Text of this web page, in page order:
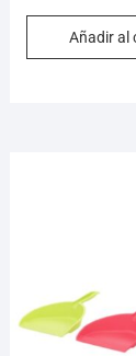
Añadir al